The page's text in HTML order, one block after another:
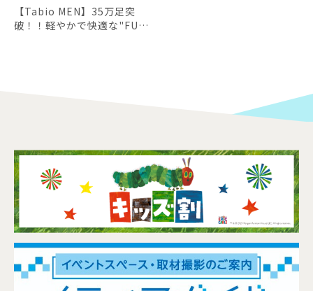
【Tabio MEN】35万足突
破！！軽やかで快適な"FUL